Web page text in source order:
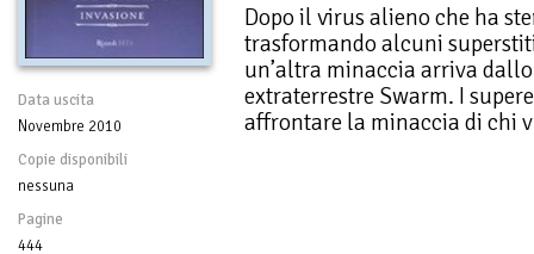
Data uscita
Novembre 2010
Copie disponibili
nessuna
Pagine
444
Dopo il virus alieno che ha
trasformando alcuni
un’altra minaccia arriva
extraterrestre Swarm. I
affrontare la minaccia di chi